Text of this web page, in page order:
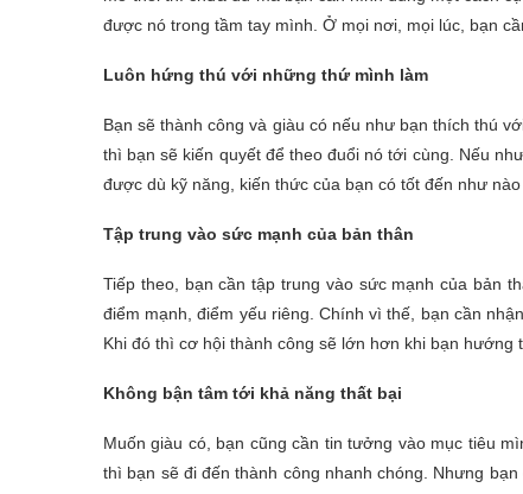
được nó trong tầm tay mình. Ở mọi nơi, mọi lúc, bạn
Luôn hứng thú với những thứ mình làm
Bạn sẽ thành công và giàu có nếu như bạn thích thú
thì bạn sẽ kiến quyết để theo đuổi nó tới cùng. Nếu
được dù kỹ năng, kiến thức của bạn có tốt đến như nào
Tập trung vào sức mạnh của bản thân
Tiếp theo, bạn cần tập trung vào sức mạnh của bản
điểm mạnh, điểm yếu riêng. Chính vì thế, bạn cần
Khi đó thì cơ hội thành công sẽ lớn hơn khi bạn hướng
Không bận tâm tới khả năng thất bại
Muốn giàu có, bạn cũng cần tin tưởng vào mục tiêu
thì bạn sẽ đi đến thành công nhanh chóng. Nhưng